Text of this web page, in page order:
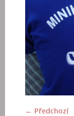
← Předchozí